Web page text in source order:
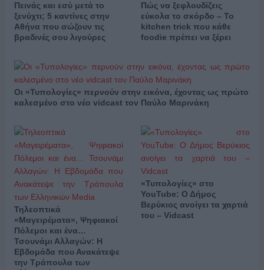
Πεινάς και εσύ μετά το
ξενύχτι; 5 καντίνες στην
Αθήνα που σώζουν τις
βραδινές σου λιγούρες
Πώς να ξεφλουδίζεις
εύκολα το σκόρδο – Το
kitchen trick που κάθε
foodie πρέπει να ξέρει
Οι «Τυπολογίες» περνούν στην εικόνα, έχοντας ως πρώτο
καλεσμένο στο νέο vidcast τον Παύλο Μαρινάκη
Τηλεοπτικά
«Μαγειρέματα», Ψηφιακοί
Πόλεμοι και ένα…
Τσουνάμι Αλλαγών: Η
Εβδομάδα που Ανακάτεψε
την Τράπουλα των
«Τυπολογίες» στο
YouTube: Ο Δήμος
Βερύκιος ανοίγει τα χαρτιά
του – Vidcast